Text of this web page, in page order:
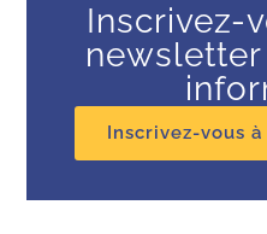
Inscrivez-
Inscrivez-vous